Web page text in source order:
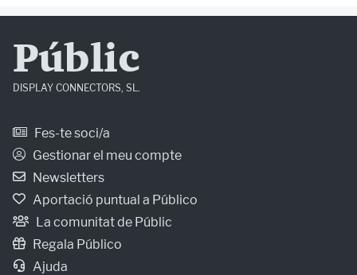
Públic
DISPLAY CONNECTORS, SL.
Fes-te soci/a
Gestionar el meu compte
Newsletters
Aportació puntual a Público
La comunitat de Públic
Regala Público
Ajuda